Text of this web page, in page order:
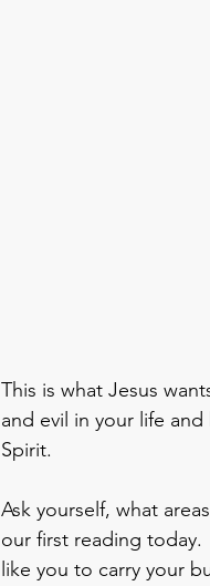
This is what Jesus
and evil in your life
Spirit.
Ask yourself, what
our first reading today.
like you to carry your